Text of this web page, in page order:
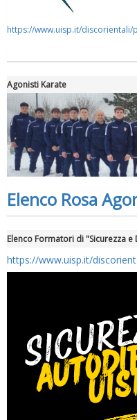
https://www.uisp.it/discorientali/
Agonisti Karate
Elenco Rosa
Elenco Formatori di "Sicurezza
https://www.uisp.it/